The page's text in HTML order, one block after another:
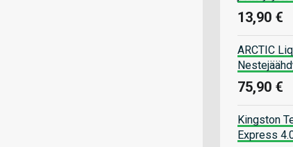
13,90 €
ARCTIC
75,90 €
Kingston
Express